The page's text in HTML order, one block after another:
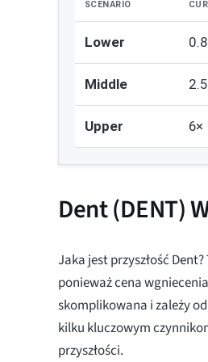
SCENARIO
Lower
Middle
Upper 6×
Dent (DENT)
Jaka jest przyszłość
ponieważ cena
skomplikowana i zależy
kilku kluczowym
przyszłości.